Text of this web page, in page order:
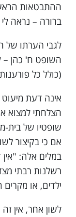
ההתבטאות
ברורה – נראה
לגבי הערתו של
השופט ח' כהן –
(כולל כל
אינה דעת מיעוט
הצלחתי למצוא
שופטיו של
אם כי בקיצור
במלים אלה:
רשלנות רבתי
ילדים, או מקרים
לשון אחר, אין